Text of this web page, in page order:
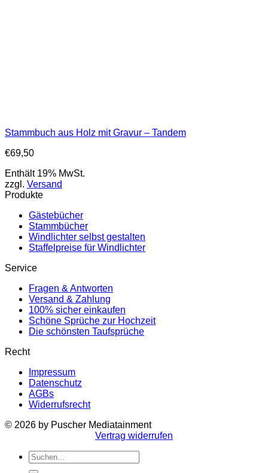
Stammbuch aus Holz mit Gravur – Tandem
€69,50
Enthält 19% MwSt.
zzgl. Versand
Produkte
Gästebücher
Stammbücher
Windlichter selbst gestalten
Staffelpreise für Windlichter
Service
Fragen & Antworten
Versand & Zahlung
100% sicher einkaufen
Schöne Sprüche zur Hochzeit
Die schönsten Taufsprüche
Recht
Impressum
Datenschutz
AGBs
Widerrufsrecht
© 2026 by Puscher Mediatainment
Vertrag widerrufen
Suchen
nach: